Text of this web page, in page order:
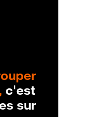
c'est
sur